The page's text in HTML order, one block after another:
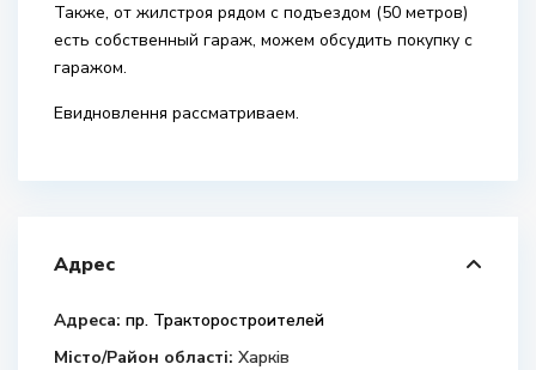
Также, от жилстроя рядом с подъездом (50 метров)
есть собственный гараж, можем обсудить покупку с
гаражом.
Евидновлення рассматриваем.
Адрес
Адреса: пр. Тракторостроителей
Місто/Район області: Харків